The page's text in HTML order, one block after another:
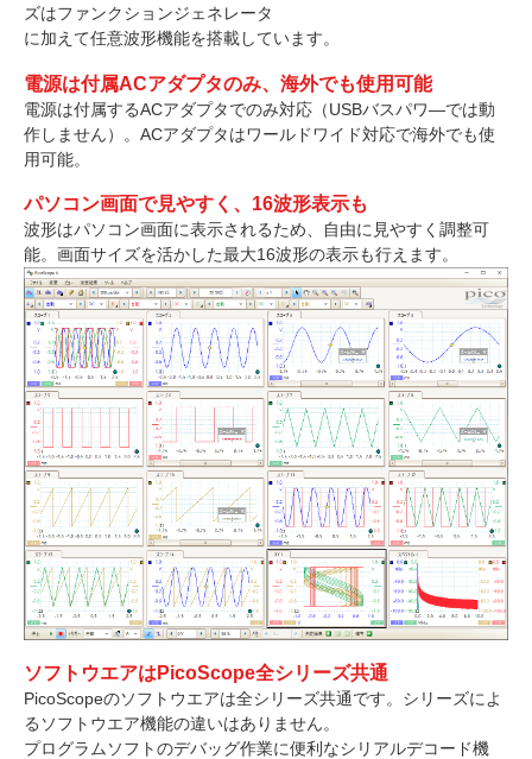
ズはファンクションジェネレータ
に加えて任意波形機能を搭載しています。
電源は付属ACアダプタのみ、海外でも使用可能
電源は付属するACアダプタでのみ対応（USBバスパワ―では動
作しません）。ACアダプタはワールドワイド対応で海外でも使
用可能。
パソコン画面で見やすく、16波形表示も
波形はパソコン画面に表示されるため、自由に見やすく調整可
能。画面サイズを活かした最大16波形の表示も行えます。
ソフトウエアはPicoScope全シリーズ共通
PicoScopeのソフトウエアは全シリーズ共通です。シリーズによ
るソフトウエア機能の違いはありません。
プログラムソフトのデバッグ作業に便利なシリアルデコード機